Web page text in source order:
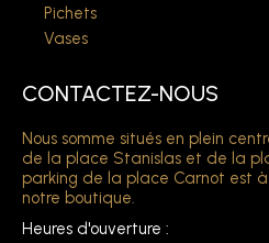
Pichets
Vases
CONTACTEZ-NOUS
Nous somme situés en plein
de la place Stanislas et de la
parking de la place Carnot est
notre boutique.
Heures d'ouverture :